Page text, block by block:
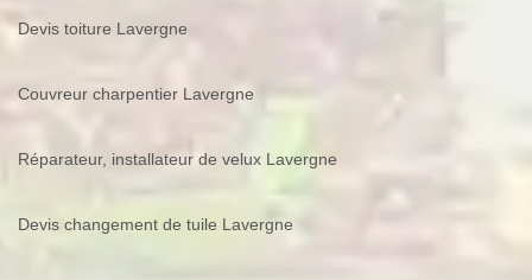
Devis toiture Lavergne
Couvreur charpentier Lavergne
Réparateur, installateur de velux Lavergne
Devis changement de tuile Lavergne